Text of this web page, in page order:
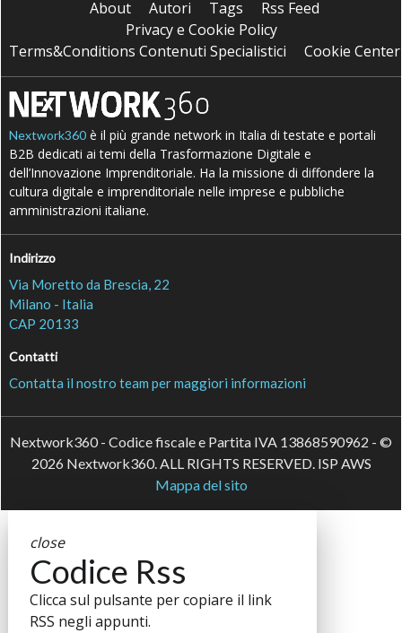
About Autori Tags
Rss Feed
Privacy e Cookie Policy
Terms&Conditions Contenuti Specialistici
Cookie Center
Nextwork360 è il più grande network in Italia di testate e portali
B2B dedicati ai temi della Trasformazione Digitale e
dell’Innovazione Imprenditoriale. Ha la missione di diffondere la
cultura digitale e imprenditoriale nelle imprese e pubbliche
amministrazioni italiane.
Indirizzo
Via Moretto da Brescia, 22
Milano - Italia
CAP 20133
Contatti
Contatta il nostro team per maggiori informazioni
Nextwork360 - Codice fiscale e Partita IVA 13868590962 - ©
2026 Nextwork360. ALL RIGHTS RESERVED. ISP AWS
Mappa del sito
close
Codice Rss
Clicca sul pulsante per copiare il link
RSS negli appunti.